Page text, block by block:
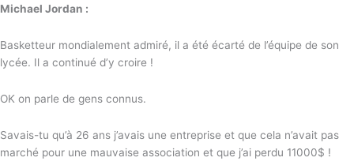
Michael Jordan :
Basketteur mondialement admiré, il a été écarté de l’équipe de son
lycée. Il a continué d’y croire !
OK on parle de gens connus.
Savais-tu qu’à 26 ans j’avais une entreprise et que cela n’avait pas
marché pour une mauvaise association et que j’ai perdu 11000$ !